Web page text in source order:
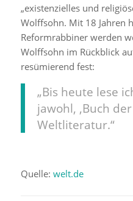
„existenzielles und
Wolffsohn. Mit 18 Jahren
Reformrabbiner werden
Wolffsohn im Rückblick
resümierend fest:
„Bis heute lese
jawohl, ‚Buch
Weltliteratur.“
Quelle: welt.de